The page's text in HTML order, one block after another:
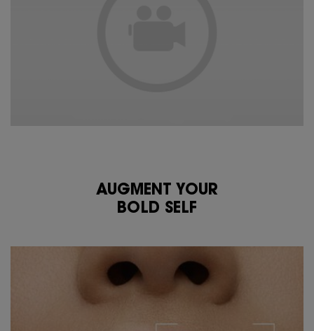
AUGMENT YOUR
BOLD SELF